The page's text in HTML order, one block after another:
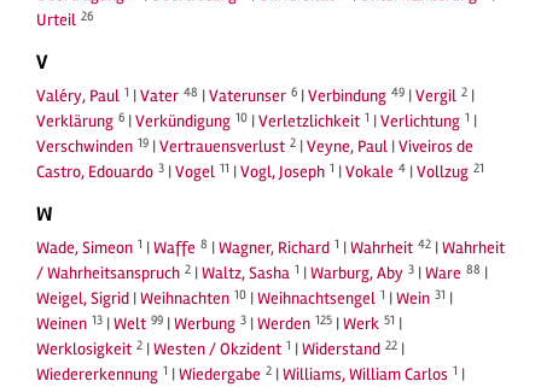
Urteil 26
V
Valéry, Paul 1 |Vater 48 |Vaterunser 6 |Verbindung 49 |Vergil 2 |
Verklärung 6 |Verkündigung 10 |Verletzlichkeit 1 |Verlichtung 1 |
Verschwinden 19 |Vertrauensverlust 2 |Veyne, Paul |Viveiros de
Castro, Edouardo 3 |Vogel 11 |Vogl, Joseph 1 |Vokale 4 |Vollzug 21
W
Wade, Simeon 1 |Waffe 8 |Wagner, Richard 1 |Wahrheit 42 |Wahrheit
/ Wahrheitsanspruch 2 |Waltz, Sasha 1 |Warburg, Aby 3 |Ware 88 |
Weigel, Sigrid |Weihnachten 10 |Weihnachtsengel 1 |Wein 31 |
Weinen 13 |Welt 99 |Werbung 3 |Werden 125 |Werk 51 |
Werklosigkeit 2 |Westen / Okzident 1 |Widerstand 22 |
Wiedererkennung 1 |Wiedergabe 2 |Williams, William Carlos 1 |